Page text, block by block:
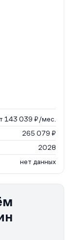
143 039 ₽/мес.
265 079 ₽
2028
нет данных